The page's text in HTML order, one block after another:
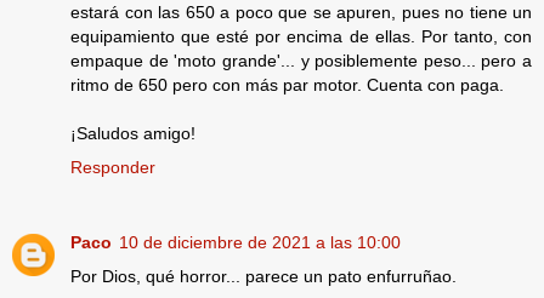
estará con las 650 a poco que se apuren, pues no tiene un
equipamiento que esté por encima de ellas. Por tanto, con
empaque de 'moto grande'... y posiblemente peso... pero a
ritmo de 650 pero con más par motor. Cuenta con paga.
¡Saludos amigo!
Responder
Paco 10 de diciembre de 2021 a las 10:00
Por Dios, qué horror... parece un pato enfurruñao.